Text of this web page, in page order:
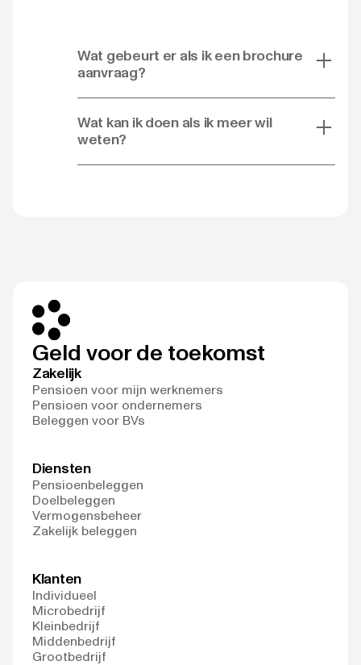
Wat gebeurt er als ik een brochure
aanvraag?
Wat kan ik doen als ik meer wil
weten?
Geld voor de toekomst
Zakelijk
Pensioen voor mijn werknemers
Pensioen voor ondernemers
Beleggen voor BVs
Diensten
Pensioenbeleggen
Doelbeleggen
Vermogensbeheer
Zakelijk beleggen
Klanten
Individueel
Microbedrijf
Kleinbedrijf
Middenbedrijf
Grootbedrijf